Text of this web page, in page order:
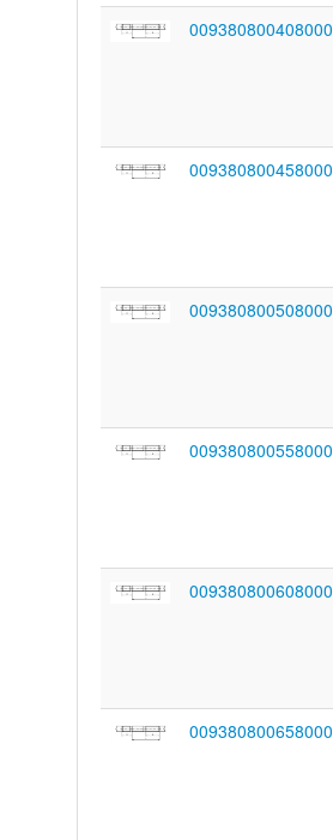
009380800408000
009380800458000
009380800508000
009380800558000
009380800608000
009380800658000